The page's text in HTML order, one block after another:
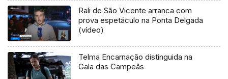
Rali de São Vicente arranca com
prova espetáculo na Ponta Delgada
(vídeo)
Telma Encarnação distinguida na
Gala das Campeãs